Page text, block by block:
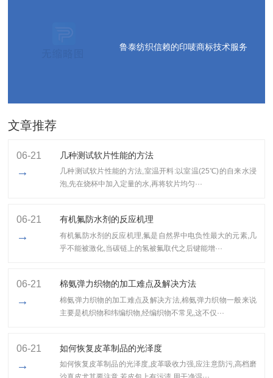
鲁泰纺织信赖的印唛商标技术服务
文章推荐
06-21
→
几种测试软片性能的方法
几种测试软片性能的方法,室温开料:以室温(25℃)的自来水浸
泡,先在烧杯中加入定量的水,再将软片均匀···
06-21
→
有机氟防水剂的反应机理
有机氟防水剂的反应机理,氟是自然界中电负性最大的元素,几
乎不能被激化,当碳链上的氢被氟取代之后键能增···
06-21
→
棉氨弹力织物的加工难点及解决方法
棉氨弹力织物的加工难点及解决方法,棉氨弹力织物一般来说
主要是机织物和纬编织物,经编织物不常见,这不仅···
06-21
→
如何恢复皮革制品的光泽度
如何恢复皮革制品的光泽度,皮革吸收力强,应注意防污,高档磨